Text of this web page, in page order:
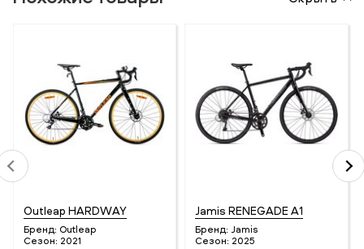
Outleap HARDWAY
Бренд: Outleap
Сезон: 2021
Jamis RENEGADE A1
Бренд: Jamis
Сезон: 2025